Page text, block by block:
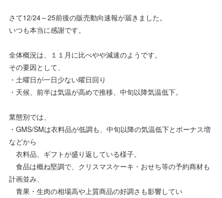
さて12/24～25前後の販売動向速報が届きました。
いつも本当に感謝です。
全体概況は、１１月に比べやや減速のようです。
その要因として、
・土曜日が一日少ない曜日回り
・天候、前半は気温が高めで推移、中旬以降気温低下。
業態別では、
・GMS/SMは衣料品が低調も、中旬以降の気温低下とボーナス増
などから
衣料品、ギフトが盛り返している様子。
食品は概ね堅調で、クリスマスケーキ・おせち等の予約商材も
計画並み、
青果・生肉の相場高や上質商品の好調さも影響してい